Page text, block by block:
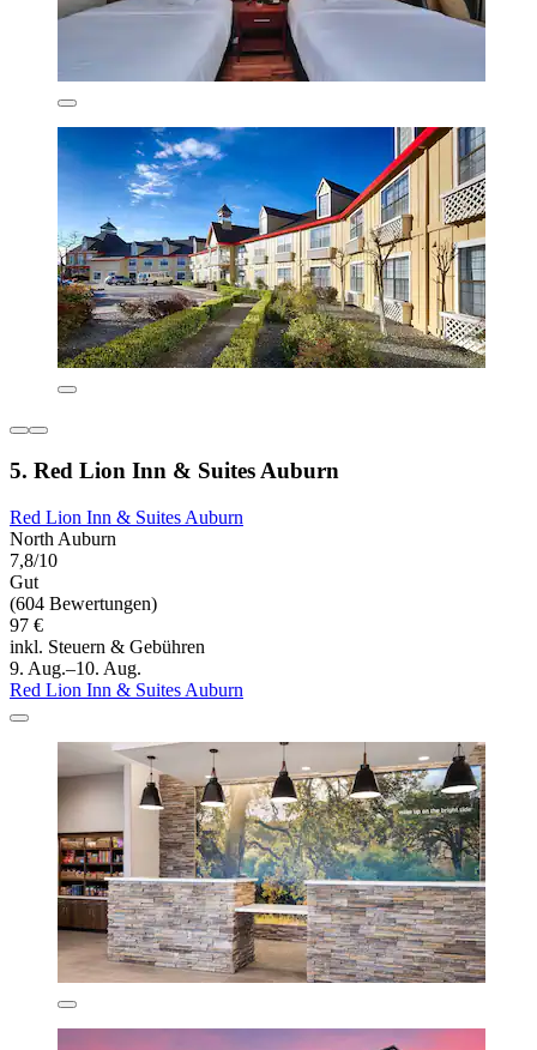
5. Red Lion Inn & Suites Auburn
Red Lion Inn & Suites Auburn
North Auburn
7,8/10
Gut
(604 Bewertungen)
97 €
inkl. Steuern & Gebühren
9. Aug.–10. Aug.
Red Lion Inn & Suites Auburn